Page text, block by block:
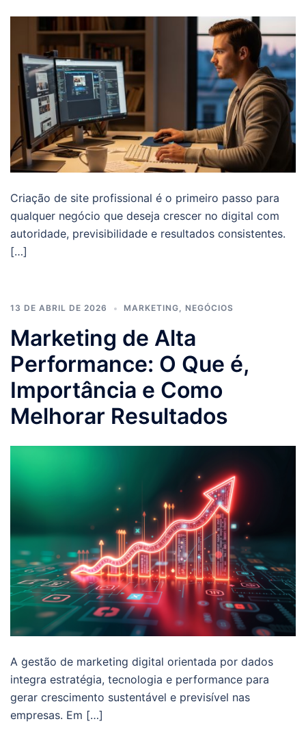
Criação de site profissional é o primeiro passo para
qualquer negócio que deseja crescer no digital com
autoridade, previsibilidade e resultados consistentes.
[…]
13 DE ABRIL DE 2026 MARKETING NEGÓCIOS
Marketing de Alta
Performance: O Que é,
Importância e Como
Melhorar Resultados
A gestão de marketing digital orientada por dados
integra estratégia, tecnologia e performance para
gerar crescimento sustentável e previsível nas
empresas. Em […]